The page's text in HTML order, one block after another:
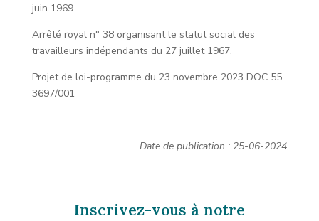
juin 1969.
Arrêté royal n° 38 organisant le statut social des
travailleurs indépendants du 27 juillet 1967.
Projet de loi-programme du 23 novembre 2023 DOC 55
3697/001
Date de publication : 25-06-2024
Inscrivez-vous à notre